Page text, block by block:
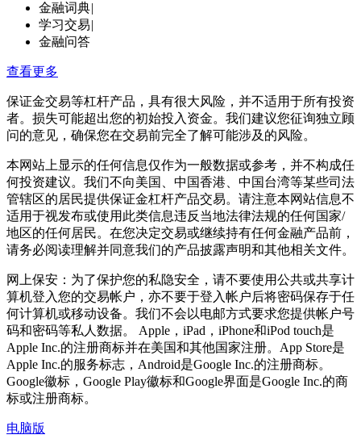
金融词典|
学习交易|
金融问答
查看更多
保证金交易等杠杆产品，具有很大风险，并不适用于所有投资
者。损失可能超出您的初始投入资金。我们建议您征询独立顾
问的意见，确保您在交易前完全了解可能涉及的风险。
本网站上显示的任何信息仅作为一般数据或参考，并不构成任
何投资建议。我们不向美国、中国香港、中国台湾等某些司法
管辖区的居民提供保证金杠杆产品交易。请注意本网站信息不
适用于视发布或使用此类信息违反当地法律法规的任何国家/
地区的任何居民。在您决定交易或继续持有任何金融产品前，
请务必阅读理解并同意我们的产品披露声明和其他相关文件。
网上保安：为了保护您的私隐安全，请不要使用公共或共享计
算机登入您的交易帐户，亦不要于登入帐户后将密码保存于任
何计算机或移动设备。我们不会以电邮方式要求您提供帐户号
码和密码等私人数据。 Apple，iPad，iPhone和iPod touch是
Apple Inc.的注册商标并在美国和其他国家注册。App Store是
Apple Inc.的服务标志，Android是Google Inc.的注册商标。
Google徽标，Google Play徽标和Google界面是Google Inc.的商
标或注册商标。
电脑版